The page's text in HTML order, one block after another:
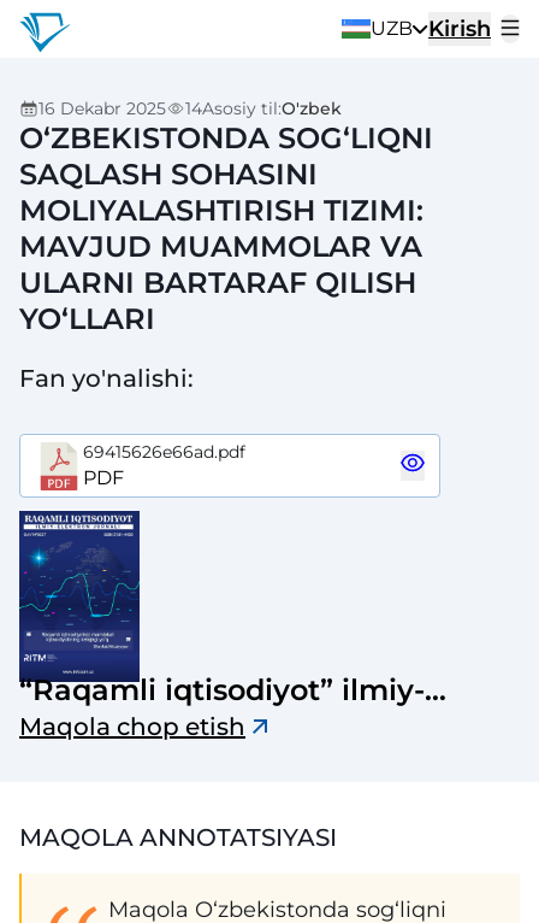
UZB Kirish
16 Dekabr 2025 14Asosiy til:O'zbek
O‘ZBEKISTONDA SOGʻLIQNI
SAQLASH SOHASINI
MOLIYALASHTIRISH TIZIMI:
MAVJUD MUAMMOLAR VA
ULARNI BARTARAF QILISH
YO‘LLARI
Fan yo'nalishi:
69415626e66ad.pdf
PDF
“Raqamli iqtisodiyot” ilmiy-
elektron jurnali
Maqola chop etish
MAQOLA ANNOTATSIYASI
Maqola O‘zbekistonda sog‘liqni